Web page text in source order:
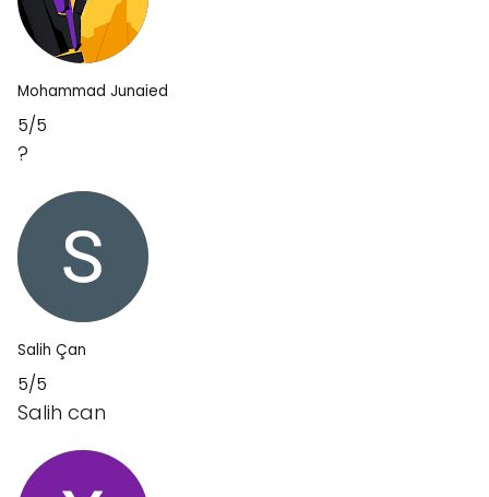
Mohammad Junaied
5/5
?
Salih Çan
5/5
Salih can